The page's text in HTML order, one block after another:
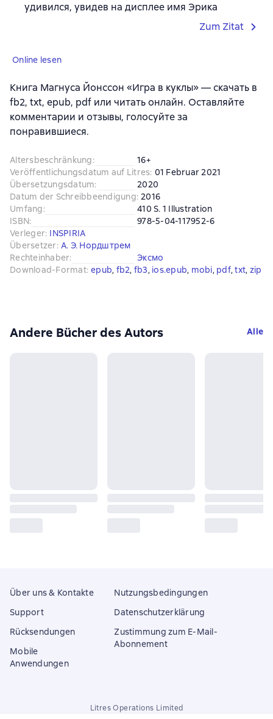
удивился, увидев на дисплее имя Эрика
Zum Zitat
Online lesen
Книга Магнуса Йонссон «Игра в куклы» — скачать в
fb2, txt, epub, pdf или читать онлайн. Оставляйте
комментарии и отзывы, голосуйте за
понравившиеся.
Altersbeschränkung:
16+
Veröffentlichungsdatum auf Litres: 01 Februar 2021
Übersetzungsdatum:
2020
Datum der Schreibbeendigung: 2016
Umfang:
410 S. 1 Illustration
ISBN:
978-5-04-117952-6
Verleger: INSPIRIA
Übersetzer: А. Э. Нордштрем
Rechteinhaber:
Эксмо
Download-Format: epub, fb2, fb3, ios.epub, mobi, pdf, txt, zip
Andere Bücher des Autors Alle
Über uns & Kontakte
Support
Rücksendungen
Mobile
Anwendungen
Nutzungsbedingungen
Datenschutzerklärung
Zustimmung zum E-Mail-
Abonnement
Litres Operations Limited